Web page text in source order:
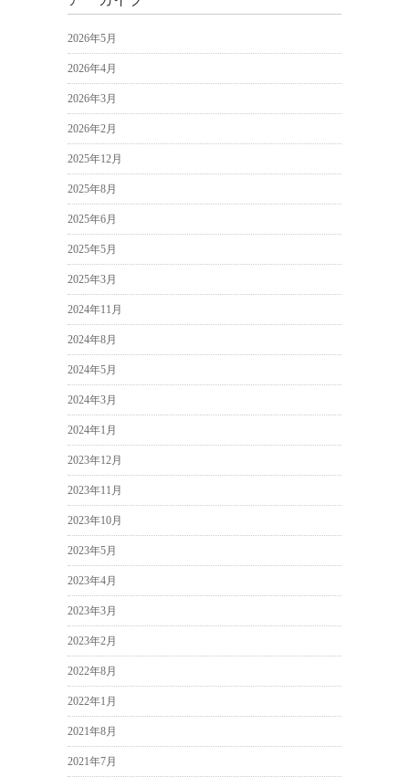
2026年5月
2026年4月
2026年3月
2026年2月
2025年12月
2025年8月
2025年6月
2025年5月
2025年3月
2024年11月
2024年8月
2024年5月
2024年3月
2024年1月
2023年12月
2023年11月
2023年10月
2023年5月
2023年4月
2023年3月
2023年2月
2022年8月
2022年1月
2021年8月
2021年7月